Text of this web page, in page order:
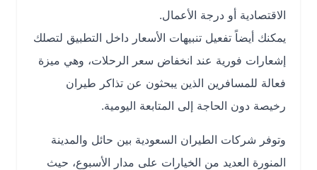
الاقتصادية أو درجة الأعمال.
يمكنك أيضاً تفعيل تنبيهات الأسعار داخل التطبيق لتصلك
إشعارات فورية عند انخفاض سعر الرحلات، وهي ميزة
فعالة للمسافرين الذين يبحثون عن تذاكر طيران
رخيصة دون الحاجة إلى المتابعة اليومية.
وتوفر شركات الطيران السعودية بين حائل والمدينة
المنورة العديد من الخيارات على مدار الأسبوع، حيث